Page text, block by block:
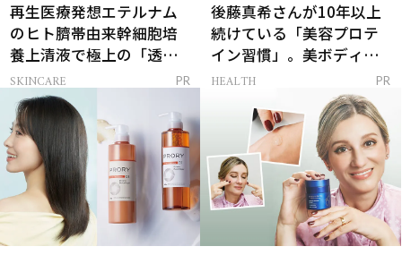
再生医療発想エテルナム
のヒト臍帯由来幹細胞培
養上清液で極上の「透明
感ハリ肌」へ
SKINCARE PR
後藤真希さんが10年以上
続けている「美容プロテ
イン習慣」。美ボディを
支える朝ルーティンと
HEALTH PR